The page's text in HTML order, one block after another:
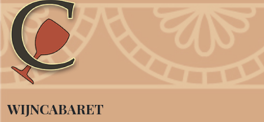
WIJNCABARET